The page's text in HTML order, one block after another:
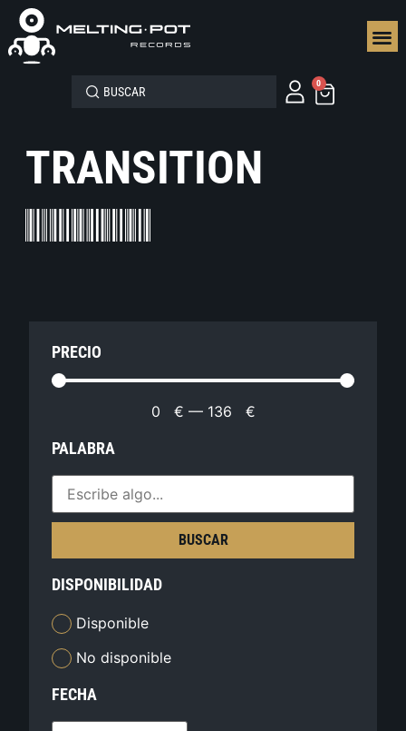
0
TRANSITION
PRECIO
0 € — 136 €
PALABRA
BUSCAR
DISPONIBILIDAD
Disponible
No disponible
FECHA